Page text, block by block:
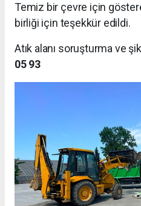
Temiz bir çevre için
birliği için teşekkür edildi.
Atık alanı soruşturma ve
05 93